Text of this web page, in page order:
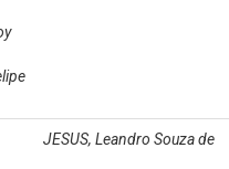
JESUS, Leandro Souza de